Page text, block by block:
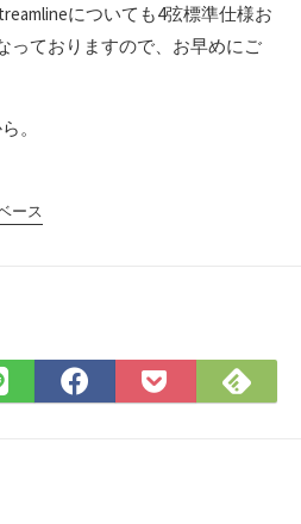
についても4弦標準仕様お
っておりますので、お早めにご
。
ース
LINE
で
Facebook
で
Pocket
に
で